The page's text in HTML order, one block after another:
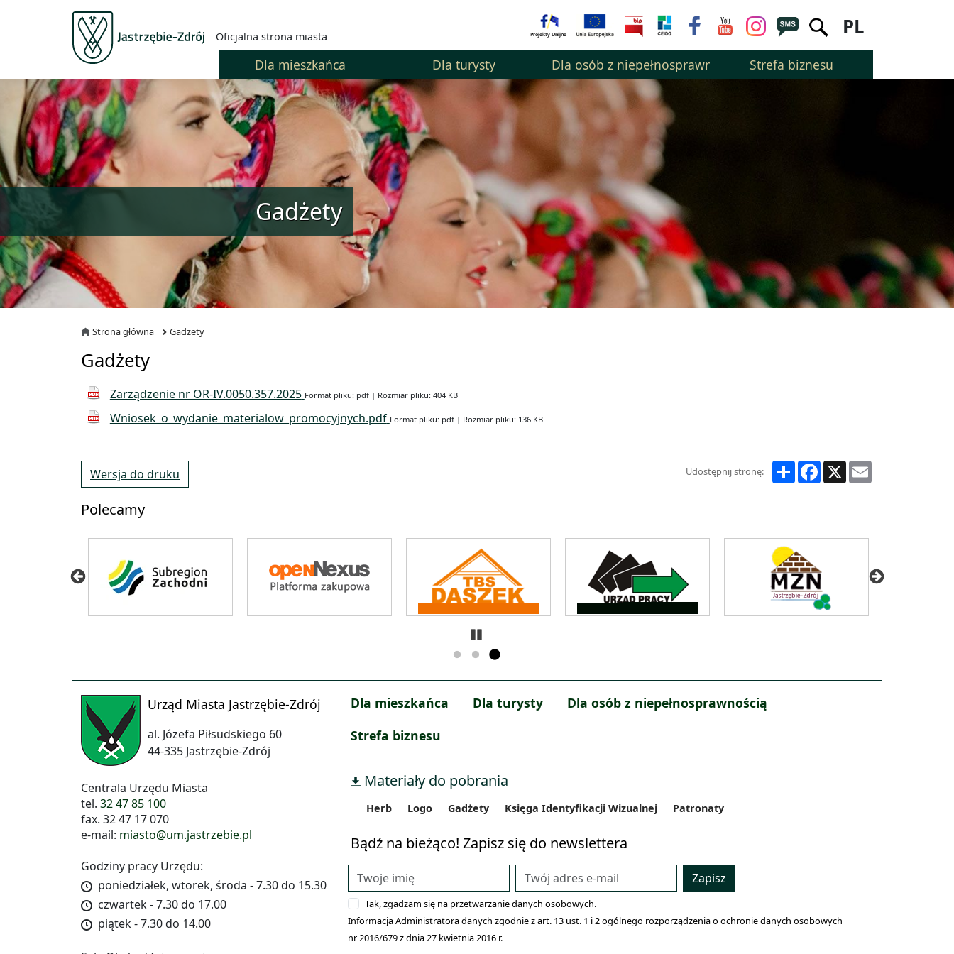
Oficjalna strona miasta PL
Dla mieszkańca Dla turysty Dla osób z niepełnosprawnością Strefa biznesu
Gadżety
Strona główna Gadżety
Gadżety
Zarządzenie nr OR-IV.0050.357.2025 Format pliku: pdf | Rozmiar pliku: 404 KB
Wniosek_o_wydanie_materialow_promocyjnych.pdf Format pliku: pdf | Rozmiar pliku: 136 KB
Wersja do druku Udostępnij stronę: ShareFacebook
X
Polecamy
Urząd Miasta Jastrzębie-Zdrój
al. Józefa Piłsudskiego 60
44-335 Jastrzębie-Zdrój
Centrala Urzędu Miasta
tel. 32 47 85 100
fax. 32 47 17 070
e-mail: miasto@um.jastrzebie.pl
Godziny pracy Urzędu:
poniedziałek, wtorek, środa - 7.30 do 15.30
czwartek - 7.30 do 17.00
piątek - 7.30 do 14.00
Dla mieszkańca Dla turysty
Dla osób z niepełnosprawnością
Strefa biznesu
Materiały do pobrania
Herb Logo Gadżety Księga Identyfikacji Wizualnej Patronaty
Bądź na bieżąco! Zapisz się do newslettera
Zapisz
Tak, zgadzam się na przetwarzanie danych osobowych.
Informacja Administratora danych zgodnie z art. 13 ust. 1 i 2 ogólnego rozporządzenia o ochronie danych osobowych
nr 2016/679 z dnia 27 kwietnia 2016 r.